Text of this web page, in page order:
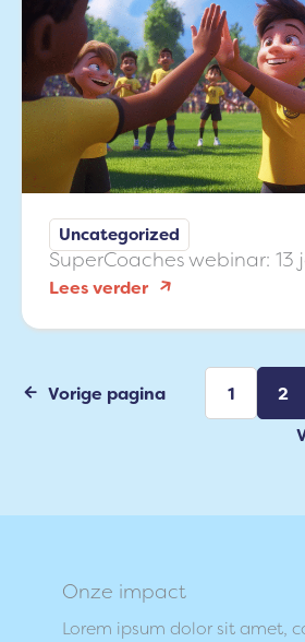
om
het
sportklimaat
in
beeld
te
brengen
Uncategorized
SuperCoaches webinar: 13
Lees verder:
januari
Vorige pagina 1 2
Onze impact
Lorem ipsum dolor sit amet,